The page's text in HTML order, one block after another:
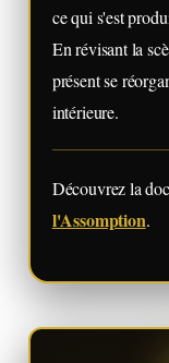
ce qui s'est
En révisant la
présent se
intérieure.
Découvrez la
l'Assomption.